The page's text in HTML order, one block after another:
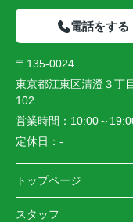
電話をする
〒135-0024
東京都江東区清澄３丁
102
営業時間： 10:00～
定休日： -
トップページ
スタッフ